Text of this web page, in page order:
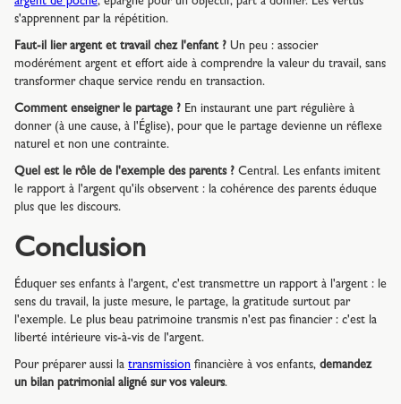
s'apprennent par la répétition.
Faut-il lier argent et travail chez l'enfant ? Un peu : associer
modérément argent et effort aide à comprendre la valeur du travail, sans
transformer chaque service rendu en transaction.
Comment enseigner le partage ? En instaurant une part régulière à
donner (à une cause, à l'Église), pour que le partage devienne un réflexe
naturel et non une contrainte.
Quel est le rôle de l'exemple des parents ? Central. Les enfants imitent
le rapport à l'argent qu'ils observent : la cohérence des parents éduque
plus que les discours.
Conclusion
Éduquer ses enfants à l'argent, c'est transmettre un rapport à l'argent : le
sens du travail, la juste mesure, le partage, la gratitude surtout par
l'exemple. Le plus beau patrimoine transmis n'est pas financier : c'est la
liberté intérieure vis-à-vis de l'argent.
Pour préparer aussi la transmission financière à vos enfants, demandez
un bilan patrimonial aligné sur vos valeurs.